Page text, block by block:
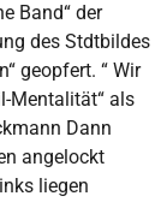
Band“ der
des Stdtbildes
geopfert. “ Wir
Mentalität“ als
Dann
angelockt
liegen